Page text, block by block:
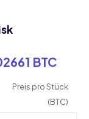
BTC
Preis pro Stück
(BTC)